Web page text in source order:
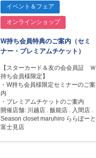
イベント＆フェア
オンラインショップ
W持ち会員特典のご案内（セミ
ナー・プレミアムチケット）
【スターカード＆友の会会員証 Ｗ
持ち会員様限定】
・W持ち会員様限定セミナーのご案
内
・プレミアムチケットのご案内
開催店舗: 川越店 . 飯能店 . 入間店 .
Season closet maruhiro ららぽーと
富士見店